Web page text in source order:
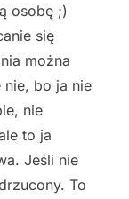
osobę ;)
się
można
nie, bo ja nie
nie
to ja
Jeśli nie
To